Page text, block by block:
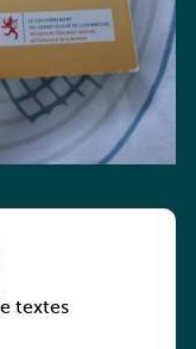
textes